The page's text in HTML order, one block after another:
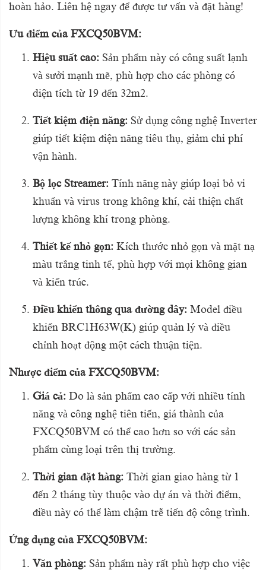
hoàn hảo. Liên hệ ngay để được tư vấn và đặt hàng!
Ưu điểm của FXCQ50BVM:
Hiệu suất cao: Sản phẩm này có công suất lạnh
và sưởi mạnh mẽ, phù hợp cho các phòng có
diện tích từ 19 đến 32m2.
Tiết kiệm điện năng: Sử dụng công nghệ Inverter
giúp tiết kiệm điện năng tiêu thụ, giảm chi phí
vận hành.
Bộ lọc Streamer: Tính năng này giúp loại bỏ vi
khuẩn và virus trong không khí, cải thiện chất
lượng không khí trong phòng.
Thiết kế nhỏ gọn: Kích thước nhỏ gọn và mặt nạ
màu trắng tinh tế, phù hợp với mọi không gian
và kiến trúc.
Điều khiển thông qua đường dây: Model điều
khiển BRC1H63W(K) giúp quản lý và điều
chỉnh hoạt động một cách thuận tiện.
Nhược điểm của FXCQ50BVM:
Giá cả: Do là sản phẩm cao cấp với nhiều tính
năng và công nghệ tiên tiến, giá thành của
FXCQ50BVM có thể cao hơn so với các sản
phẩm cùng loại trên thị trường.
Thời gian đặt hàng: Thời gian giao hàng từ 1
đến 2 tháng tùy thuộc vào dự án và thời điểm,
điều này có thể làm chậm trễ tiến độ công trình.
Ứng dụng của FXCQ50BVM:
Văn phòng: Sản phẩm này rất phù hợp cho việc